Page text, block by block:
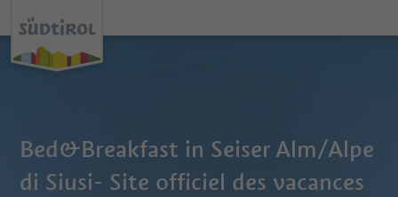
Bed&Breakfast in Seiser Alm/Alpe
di Siusi- Site officiel des vacances